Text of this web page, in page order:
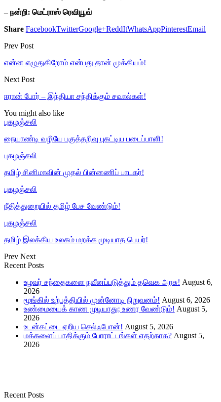
– நன்றி: மெட்ராஸ் ரெவியூவ்
Share FacebookTwitterGoogle+ReddItWhatsAppPinterestEmail
Prev Post
என்ன எழுதுகிறோம் என்பது தான் முக்கியம்!
Next Post
ஈரான் போர் – இந்தியா சந்திக்கும் சவால்கள்!
You might also like
புகழஞ்சலி
நையாண்டி வழியே பகுத்தறிவு புகட்டிய படைப்பாளி!
புகழஞ்சலி
தமிழ் சினிமாவின் முதல் பின்னணிப் பாடகர்!
புகழஞ்சலி
நீதித்துறையில் தமிழ் பேச வேண்டும்!
புகழஞ்சலி
தமிழ் இலக்கிய உலகம் மறக்க முடியாத பெயர்!
Prev Next
Recent Posts
உழவர் சந்தைகளை நவீனப்படுத்தும் தவெக அரசு! August 6,
2026
மூங்கில் உற்பத்தியில் முன்னோடி நிறுவனம்! August 6, 2026
உண்மையைக் காண முடியாது; உணர வேண்டும்! August 5,
2026
உடன்கட்டை ஏறிய செல்ஃபோன்! August 5, 2026
மக்களைப் பாதிக்கும் போராட்டங்கள் எதற்காக? August 5,
2026
Recent Posts